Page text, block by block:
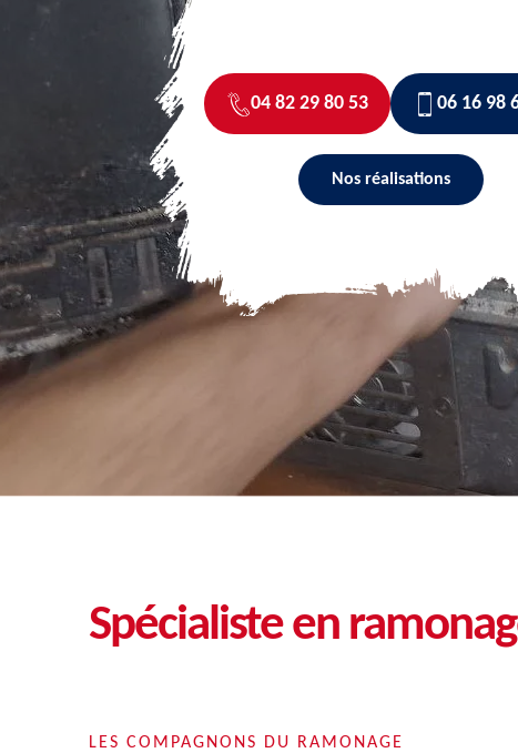
04 82 29 80 53 06 16 98
Nos réalisations
Spécialiste en
LES COMPAGNONS DU RAMONAGE